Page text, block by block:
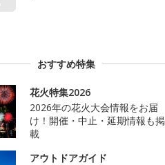
おすすめ特集
花火特集2026
2026年の花火大会情報をお届
け！開催・中止・延期情報も掲
載
アウトドアガイド